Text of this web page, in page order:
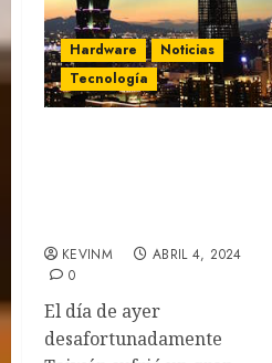
Hardware
Noticias
Tecnología
KEVINM
ABRIL 4, 2024
0
El día de ayer
desafortunadamente